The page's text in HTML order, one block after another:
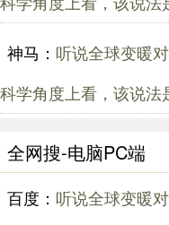
神马： 听说全球变暖
科学角度上看，该说法
全网搜-电脑PC端
百度： 听说全球变暖